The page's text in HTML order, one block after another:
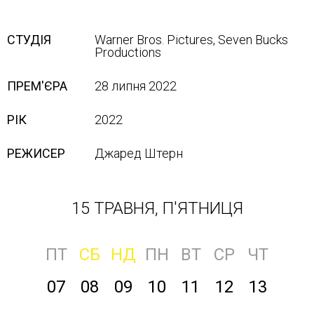
СТУДІЯ
Warner Bros. Pictures, Seven Bucks
Productions
ПРЕМ'ЄРА 28 липня 2022
РІК 2022
РЕЖИСЕР Джаред Штерн
15 ТРАВНЯ, П'ЯТНИЦЯ
ПТ СБ НД ПН ВТ СР
ЧТ
07
08 09 10 11 12 13